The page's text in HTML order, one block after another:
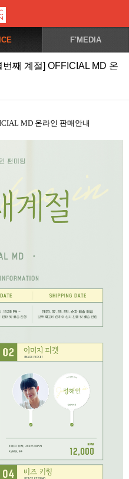
F'MEDIA
째 계절] OFFICIAL MD 온
MD 온라인 판매안내